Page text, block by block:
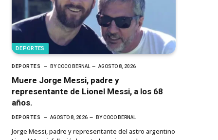
DEPORTES
DEPORTES BYCOCO BERNAL AGOSTO 8, 2026
Muere Jorge Messi, padre y
representante de Lionel Messi, a los 68
años.
DEPORTES AGOSTO 8, 2026 BYCOCO BERNAL
Jorge Messi, padre y representante del astro argentino